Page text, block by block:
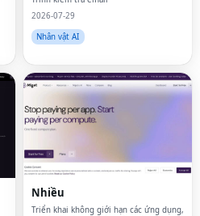
2026-07-29
Nhân vật AI
Nhiều
Triển khai không giới hạn các ứng dụng,